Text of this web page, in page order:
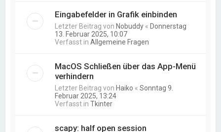
Eingabefelder in Grafik einbinden
Letzter Beitrag von Nobuddy « Donnerstag
13. Februar 2025, 10:07
Verfasst inAllgemeine Fragen
MacOS Schließen über das App-Menü
verhindern
Letzter Beitrag von Haiko «Sonntag 9.
Februar 2025, 13:24
Verfasst inTkinter
scapy: half open session